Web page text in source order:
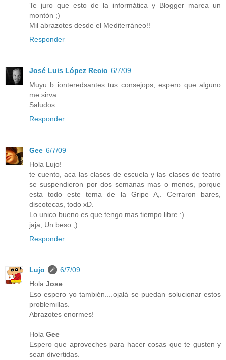
Te juro que esto de la informática y Blogger marea un
montón ;)
Mil abrazotes desde el Mediterráneo!!
Responder
José Luis López Recio 6/7/09
Muyu b ionteredsantes tus consejops, espero que alguno
me sirva.
Saludos
Responder
Gee 6/7/09
Hola Lujo!
te cuento, aca las clases de escuela y las clases de teatro
se suspendieron por dos semanas mas o menos, porque
esta todo este tema de la Gripe A,. Cerraron bares,
discotecas, todo xD.
Lo unico bueno es que tengo mas tiempo libre :)
jaja, Un beso ;)
Responder
Lujo
6/7/09
Hola Jose
Eso espero yo también....ojalá se puedan solucionar estos
problemillas.
Abrazotes enormes!
Hola Gee
Espero que aproveches para hacer cosas que te gusten y
sean divertidas.